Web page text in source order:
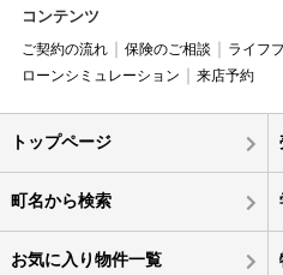
コンテンツ
ご契約の流れ 保険のご相談 ライフ
ローンシミュレーション
来店予約
トップページ
町名から検索
お気に入り物件一覧